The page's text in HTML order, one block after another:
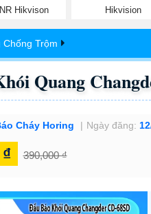
Hikvison
Hikvision
Trộm
Quang
Cháy Horing Ngày đăng:
390,000 ₫